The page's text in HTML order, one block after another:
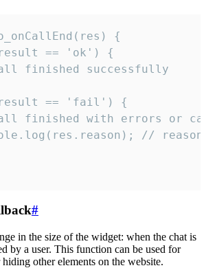
{
== 'ok') {
finished successfully
== 'fail') {
finished with errors or
//
#
in the size of the widget: when the chat is
by a user. This function can be used for
other elements on the website.